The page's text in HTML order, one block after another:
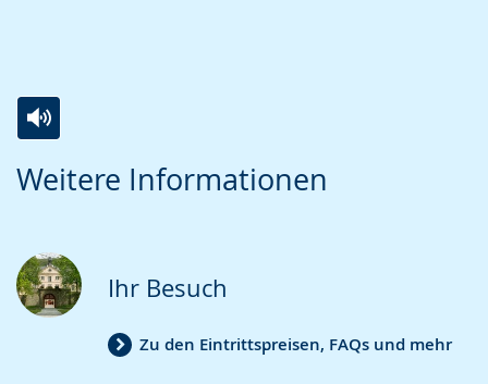
Weitere Informationen
Leichten
wechseln.
Audio-
Video
Deutscher
Gebärdensprache
wird
Ihr Besuch
Zu den Eintrittspreisen, FAQs und mehr